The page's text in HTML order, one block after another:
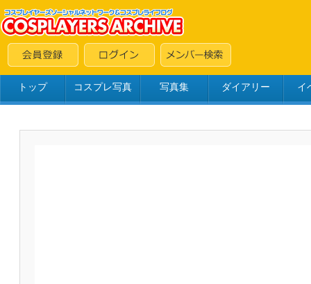
トップ コスプレ写真 写真集 ダイアリー イ